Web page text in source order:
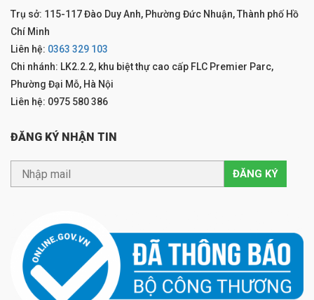
Trụ sở: 115-117 Đào Duy Anh, Phường Đức Nhuận, Thành phố Hồ
Chí Minh
Liên hệ: 0363 329 103
Chi nhánh: LK2.2.2, khu biệt thự cao cấp FLC Premier Parc,
Phường Đại Mỗ, Hà Nội
Liên hệ: 0975 580 386
ĐĂNG KÝ NHẬN TIN